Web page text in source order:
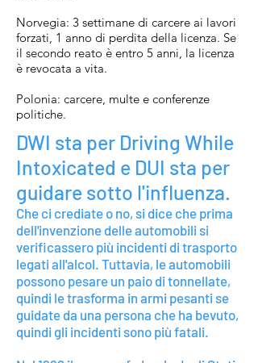
Norvegia: 3 settimane di carcere ai lavori
forzati, 1 anno di perdita della licenza. Se
il secondo reato è entro 5 anni, la licenza
è revocata a vita.
Polonia: carcere, multe e conferenze
politiche.
DWI sta per Driving While
Intoxicated e DUI sta per
guidare sotto l'influenza.
Che ci crediate o no, si dice che prima
dell'invenzione delle automobili si
verificassero più incidenti di trasporto
legati all'alcol. Tuttavia, le automobili
possono pesare un paio di tonnellate,
quindi le trasforma in armi pesanti se
guidate da una persona che ha bevuto,
quindi gli incidenti sono più fatali.